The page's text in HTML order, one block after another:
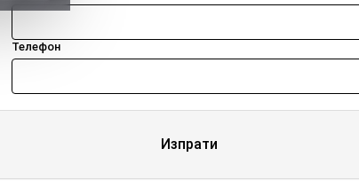
Телефон
Изпрати